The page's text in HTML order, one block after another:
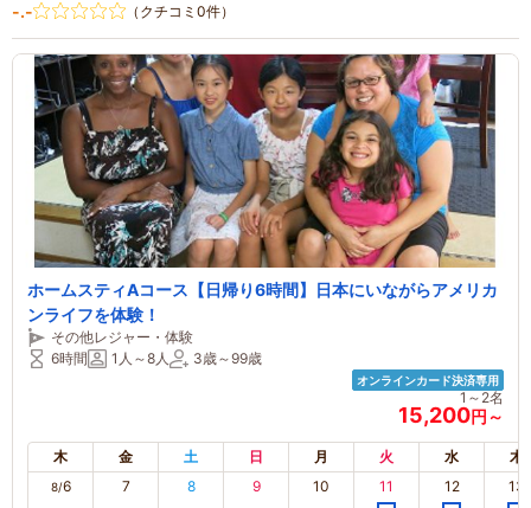
-.- （クチコミ0件）
ホームスティAコース【日帰り6時間】日本にいながらアメリカ
ンライフを体験！
その他レジャー・体験
6時間
1人～8人 3歳～99歳
オンラインカード決済専用
1～2名
15,200円～
木 金 土 日 月 火 水 木
8/6 7 8 9 10 11 12 13